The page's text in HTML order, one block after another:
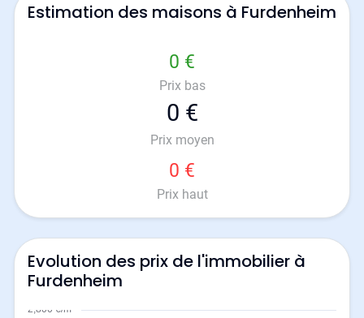
Estimation des maisons à Furdenheim
0 €
Prix bas
0 €
Prix moyen
0 €
Prix haut
Evolution des prix de l'immobilier à
Furdenheim